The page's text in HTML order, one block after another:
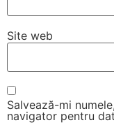
Site web
Salvează-mi
navigator pentru